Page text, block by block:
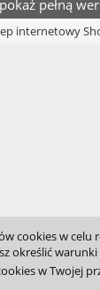
cookies w celu
określić
w Twojej
pokaż pełną
internetowy